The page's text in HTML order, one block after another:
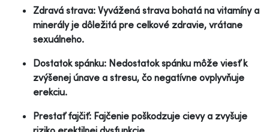
Zdravá strava: Vyvážená strava bohatá na vitamíny a
minerály je dôležitá pre celkové zdravie, vrátane
sexuálneho.
Dostatok spánku: Nedostatok spánku môže viesť k
zvýšenej únave a stresu, čo negatívne ovplyvňuje
erekciu.
Prestať fajčiť: Fajčenie poškodzuje cievy a zvyšuje